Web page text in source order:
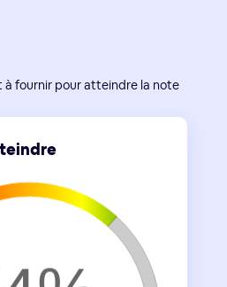
fournir pour atteindre la note